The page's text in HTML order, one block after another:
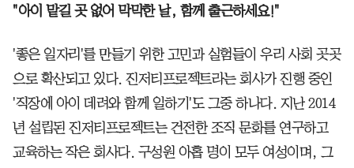
"아이 맡길 곳 없어 막막한 날, 함께 출근하세요!"
'좋은 일자리'를 만들기 위한 고민과 실험들이 우리 사회 곳곳
으로 확산되고 있다. 진저티프로젝트라는 회사가 진행 중인
'직장에 아이 데려와 함께 일하기'도 그중 하나다. 지난 2014
년 설립된 진저티프로젝트는 건전한 조직 문화를 연구하고
교육하는 작은 회사다. 구성원 아홉 명이 모두 여성이며, 그